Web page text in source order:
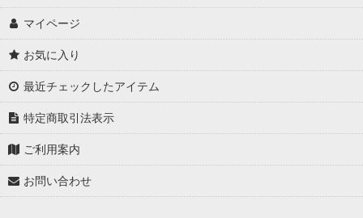
マイページ
お気に入り
最近チェックしたアイテム
特定商取引法表示
ご利用案内
お問い合わせ